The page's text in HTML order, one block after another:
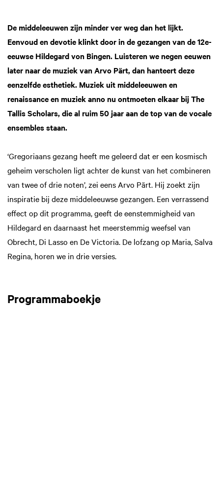
De middeleeuwen zijn minder ver weg dan het lijkt.
Eenvoud en devotie klinkt door in de gezangen van de 12e-
eeuwse Hildegard von Bingen. Luisteren we negen eeuwen
later naar de muziek van Arvo Pärt, dan hanteert deze
eenzelfde esthetiek. Muziek uit middeleeuwen en
renaissance en muziek anno nu ontmoeten elkaar bij The
Tallis Scholars, die al ruim 50 jaar aan de top van de vocale
ensembles staan.
‘Gregoriaans gezang heeft me geleerd dat er een kosmisch
geheim verscholen ligt achter de kunst van het combineren
van twee of drie noten’, zei eens Arvo Pärt. Hij zoekt zijn
inspiratie bij deze middeleeuwse gezangen. Een verrassend
effect op dit programma, geeft de eenstemmigheid van
Hildegard en daarnaast het meerstemmig weefsel van
Obrecht, Di Lasso en De Victoria. De lofzang op Maria, Salva
Regina, horen we in drie versies.
Programmaboekje